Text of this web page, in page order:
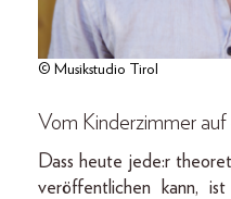
© Musikstudio Tirol
Vom Kinderzimmer
Dass heute jede:r
veröffentlichen kann,